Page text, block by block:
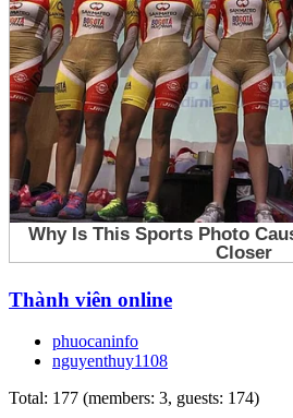
Thành viên online
phuocaninfo
nguyenthuy1108
Total: 177 (members: 3, guests: 174)